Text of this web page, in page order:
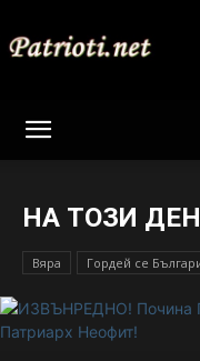
НА ТОЗИ ДЕН
Вяра Гордей се